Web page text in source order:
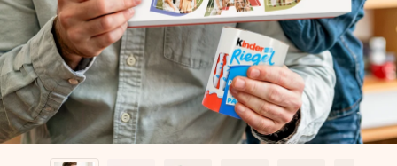
fotografia ta sau un mesaj din suflet. Fără bătăi de cap,
doar bucură-te de moment.